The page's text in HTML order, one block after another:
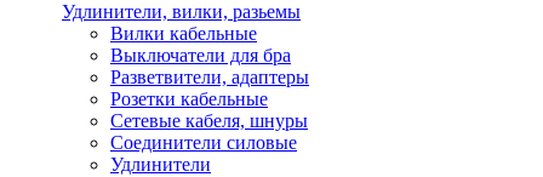
Удлинители, вилки, разьемы
Вилки кабельные
Выключатели для бра
Разветвители, адаптеры
Розетки кабельные
Сетевые кабеля, шнуры
Соединители силовые
Удлинители